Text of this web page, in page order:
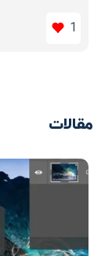
1
مقالات